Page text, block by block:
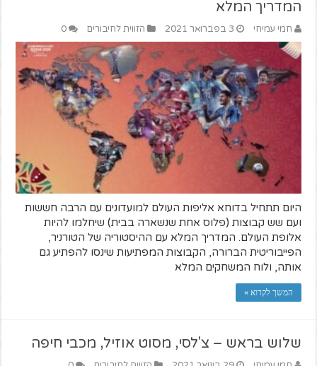
המדריך המלא
חמי עמיחי 3 בפברואר 2021 הזווית לחיבורים 0
היום תתחיל בדוחא אליפות העולם למועדונים עם הרבה חששות
ועם שש קבוצות (פלוס אחת שנשארה בבית) שיחלמו להיות
אלופת העולם. המדריך המלא עם ההיסטוריה של הטורניר,
הפייבוריטית הברורה, הקבוצות המפתיעות שינסו להפתיע גם
אותה, ולוח המשחקים המלא
המשך לקרוא »
שלוש בראש – צ'לסי, מסוט אוזיל, מכבי חיפה